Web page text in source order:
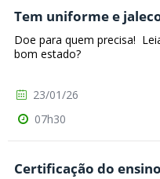
Tem uniforme e
Doe para quem precisa!
bom estado?
23/01/26
07h30
Certificação do